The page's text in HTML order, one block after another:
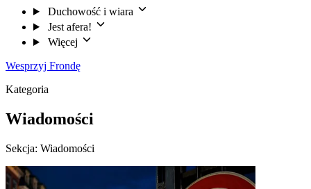
Duchowość i wiara
Jest afera!
Więcej
Wesprzyj Frondę
Kategoria
Wiadomości
Sekcja: Wiadomości